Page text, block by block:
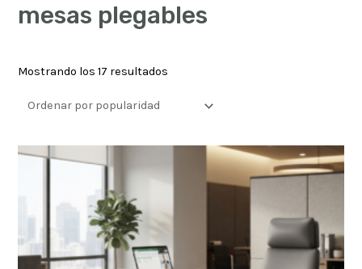
mesas plegables
Mostrando los 17 resultados